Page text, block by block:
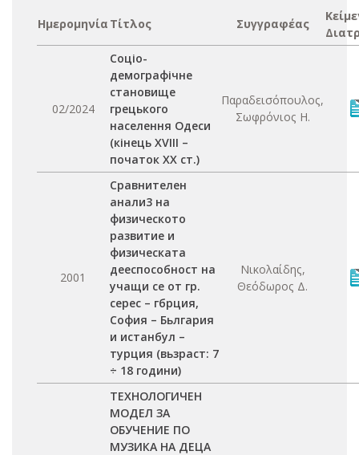
Ημερομηνία Τίτλος Συγγραφέας
02/2024
Соціо-
демографічне
становище
грецького
населення Одеси
(кінець XVIII –
початок XX ст.)
Παραδεισόπουλος,
Σωφρόνιος Η.
2001
Сравнителен
анали3 на
физическото
развитие и
физическата
дееспособност на
учащи се от гр.
серес – гбрция,
София – Бьлгария
и истанбул –
турция (вьзраст: 7
÷ 18 години)
Νικολαίδης,
Θεόδωρος Δ.
ТЕХНОЛОГИЧЕН
МОДЕЛ ЗА
ОБУЧЕНИЕ ПО
МУЗИКА НА ДЕЦА